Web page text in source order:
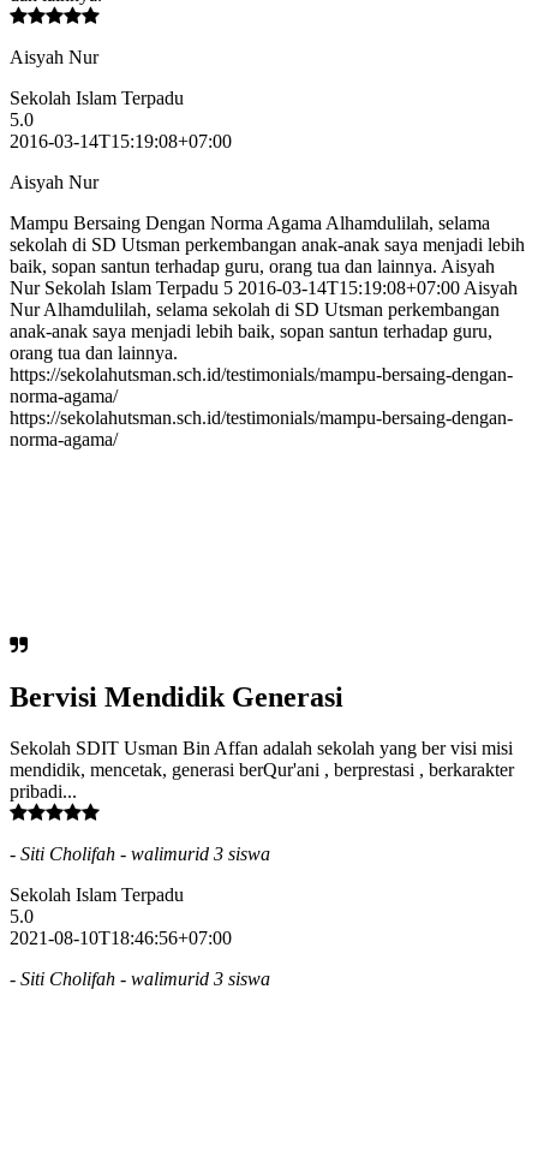
Aisyah Nur
Sekolah Islam Terpadu
5.0
2016-03-14T15:19:08+07:00
Aisyah Nur
Mampu Bersaing Dengan Norma Agama Alhamdulilah, selama
sekolah di SD Utsman perkembangan anak-anak saya menjadi lebih
baik, sopan santun terhadap guru, orang tua dan lainnya. Aisyah
Nur Sekolah Islam Terpadu 5 2016-03-14T15:19:08+07:00 Aisyah
Nur Alhamdulilah, selama sekolah di SD Utsman perkembangan
anak-anak saya menjadi lebih baik, sopan santun terhadap guru,
orang tua dan lainnya.
https://sekolahutsman.sch.id/testimonials/mampu-bersaing-dengan-
norma-agama/
https://sekolahutsman.sch.id/testimonials/mampu-bersaing-dengan-
norma-agama/
Bervisi Mendidik Generasi
Sekolah SDIT Usman Bin Affan adalah sekolah yang ber visi misi
mendidik, mencetak, generasi berQur'ani , berprestasi , berkarakter
pribadi...
- Siti Cholifah - walimurid 3 siswa
Sekolah Islam Terpadu
5.0
2021-08-10T18:46:56+07:00
- Siti Cholifah - walimurid 3 siswa